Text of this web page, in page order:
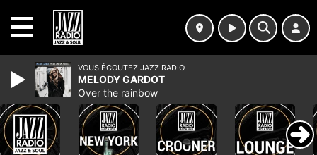
VOUS ÉCOUTEZ JAZZ RADIO
MELODY GARDOT
Over the rainbow